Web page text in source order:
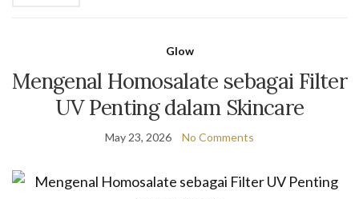
Glow
Mengenal Homosalate sebagai Filter
UV Penting dalam Skincare
May 23, 2026 No Comments